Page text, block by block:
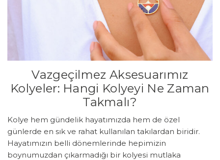
Vazgeçilmez Aksesuarımız
Kolyeler: Hangi Kolyeyi Ne Zaman
Takmalı?
Kolye hem gündelik hayatımızda hem de özel
günlerde en sık ve rahat kullanılan takılardan biridir.
Hayatımızın belli dönemlerinde hepimizin
boynumuzdan çıkarmadığı bir kolyesi mutlaka